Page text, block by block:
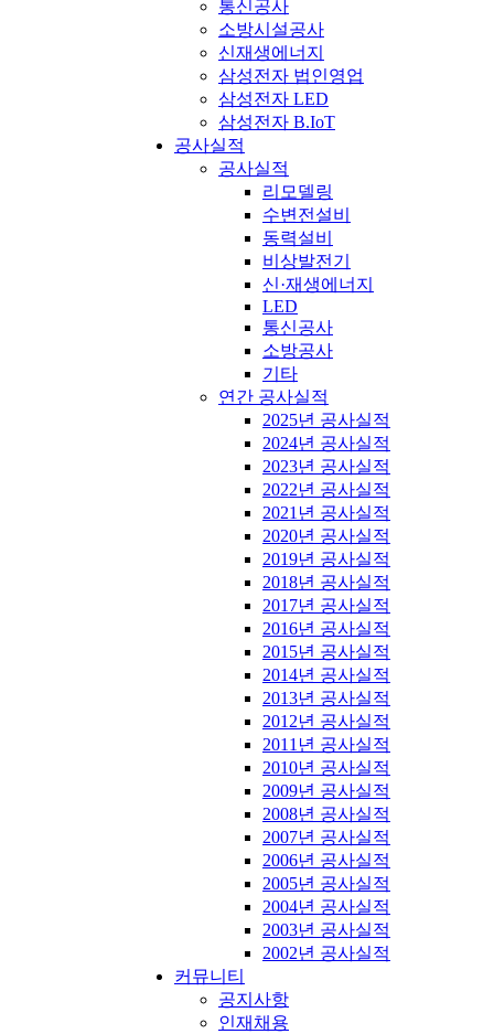
통신공사
소방시설공사
신재생에너지
삼성전자 법인영업
삼성전자 LED
삼성전자 B.IoT
공사실적
공사실적
리모델링
수변전설비
동력설비
비상발전기
신·재생에너지
LED
통신공사
소방공사
기타
연간 공사실적
2025년 공사실적
2024년 공사실적
2023년 공사실적
2022년 공사실적
2021년 공사실적
2020년 공사실적
2019년 공사실적
2018년 공사실적
2017년 공사실적
2016년 공사실적
2015년 공사실적
2014년 공사실적
2013년 공사실적
2012년 공사실적
2011년 공사실적
2010년 공사실적
2009년 공사실적
2008년 공사실적
2007년 공사실적
2006년 공사실적
2005년 공사실적
2004년 공사실적
2003년 공사실적
2002년 공사실적
커뮤니티
공지사항
인재채용